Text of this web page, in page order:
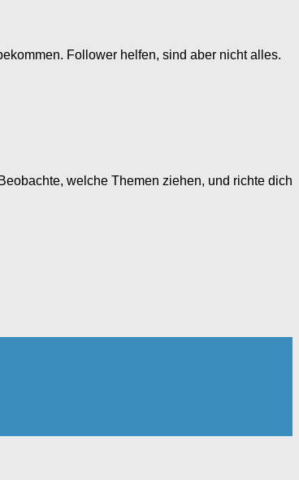
Follower helfen, sind aber nicht alles.
welche Themen ziehen, und richte dich